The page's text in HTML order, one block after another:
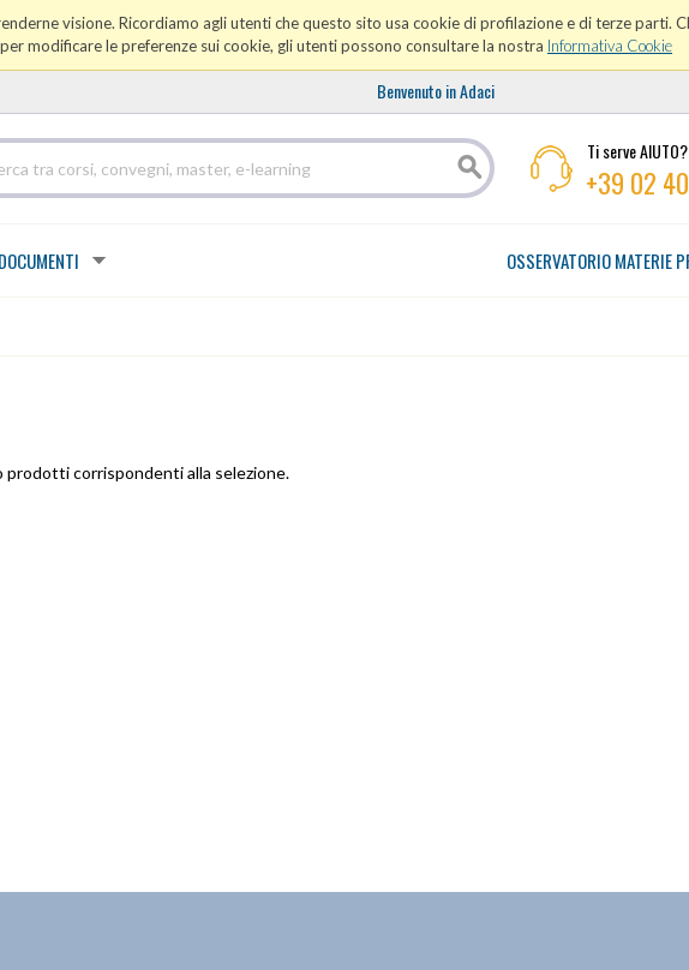
visione. Ricordiamo agli utenti che questo sito usa cookie di profilazione e di terze parti.
modificare le preferenze sui cookie, gli utenti possono consultare la nostra Informativa Cookie
Benvenuto in Adaci
Ti serve
+39 02
DOCUMENTI OSSERVATORIO MATERIE
prodotti corrispondenti alla selezione.